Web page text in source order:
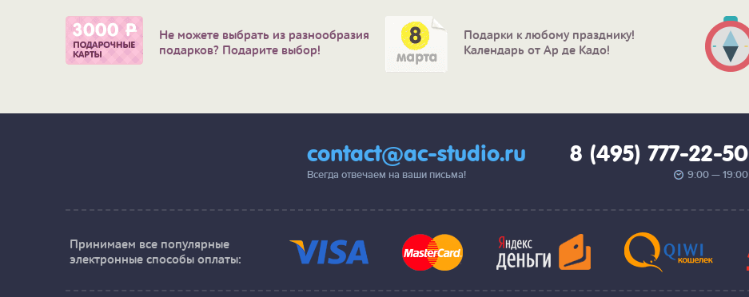
Не можете выбрать из разнообразия
подарков? Подарите выбор!
Подарки к любому празднику!
Календарь от Ар де Кадо!
contact@ac-studio.ru
Всегда отвечаем на ваши письма!
8 (495) 777-22-50
9:00 — 19:00
Принимаем все популярные
электронные способы оплаты: